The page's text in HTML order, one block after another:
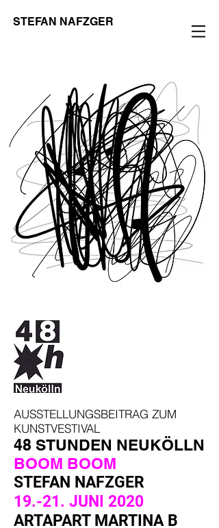
STEFAN NAFZGER
AUSSTELLUNGSBEITRAG ZUM
KUNSTVESTIVAL
48 STUNDEN NEUKÖLLN
BOOM BOOM
STEFAN NAFZGER
19.-21. JUNI 2020
ARTAPART MARTINA B